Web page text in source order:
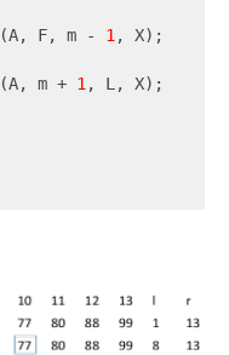
(A, F, m - 1, X);
(A, m + 1, L, X);